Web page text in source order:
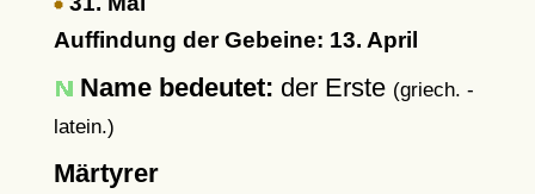
Auffindung der Gebeine: 13. April
Name bedeutet: der Erste (griech. -
latein.)
Märtyrer